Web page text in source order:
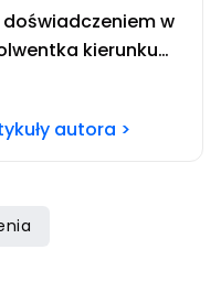
w
kierunku
Społeczna w
Uwielbiam
autora >